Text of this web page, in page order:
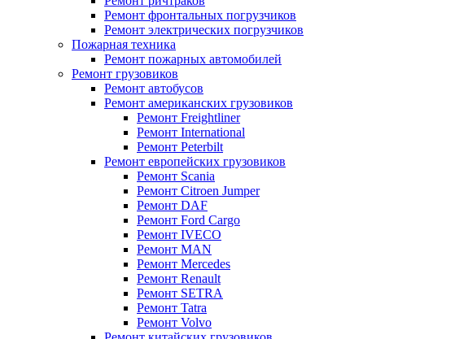
Ремонт фронтальных погрузчиков
Ремонт электрических погрузчиков
Пожарная техника
Ремонт пожарных автомобилей
Ремонт грузовиков
Ремонт автобусов
Ремонт американских грузовиков
Ремонт Freightliner
Ремонт International
Ремонт Peterbilt
Ремонт европейских грузовиков
Ремонт Scania
Ремонт Citroen Jumper
Ремонт DAF
Ремонт Ford Cargo
Ремонт IVECO
Ремонт MAN
Ремонт Mercedes
Ремонт Renault
Ремонт SETRA
Ремонт Tatra
Ремонт Volvo